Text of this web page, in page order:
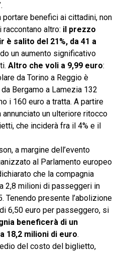
benefici ai cittadini, non
altro: il prezzo
è salito del 21%, da 41 a
un aumento significativo
Altro che voli a 9,99 euro:
da Torino a Reggio è
Bergamo a Lamezia 132
i 160 euro a tratta. A partire
annunciato un ulteriore ritocco
che inciderà fra il 4% e il
a margine dell’evento
al Parlamento europeo
che la compagnia
2,8 milioni di passeggeri in
Tenendo presente l’abolizione
6,50 euro per passeggero, si
beneficerà di un
18,2 milioni di euro.
del costo del biglietto,